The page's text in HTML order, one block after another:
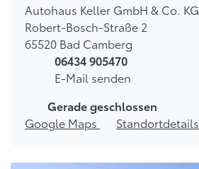
Autohaus Keller GmbH & Co. KG
Robert-Bosch-Straße 2
65520 Bad Camberg
06434 905470
E-Mail senden
Gerade geschlossen
Google Maps Standortdetails